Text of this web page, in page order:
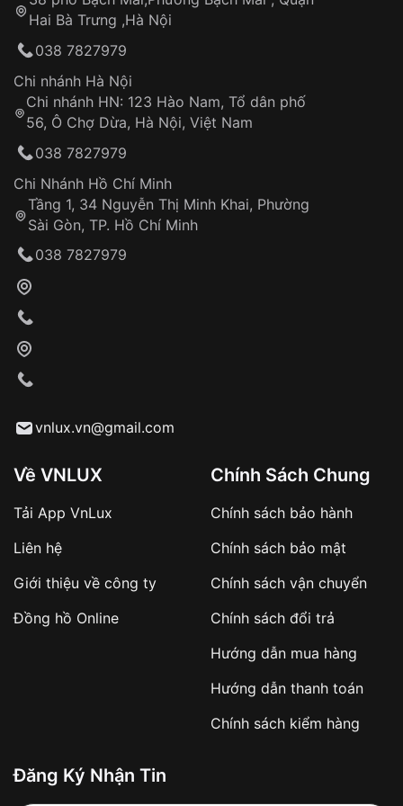
Hotline: 0585 215 215
Từ khóa SEO:
Khách hàng kiểm tra và thanh toán trực tiếp
Từ khóa SEO:
sản phẩm đặc biệt
hàng
Số tiền còn lại thanh toán khi nhận hàng hoặc
✔️ Đảm bảo xử lý đơn hàng nhanh chóng
✔️ Hạn chế tình trạng hủy đơn không mong
Từ khóa SEO:
Tự ý sửa chữa
thống VNLUX
Đảm bảo quyền lợi khách hàng
Đồng hành cùng khách hàng trong suốt quá
trình sử dụng
Hai Bà Trưng ,Hà Nội
038 7827979
Chi nhánh Hà Nội
Chi nhánh HN: 123 Hào Nam, Tổ dân phố
56, Ô Chợ Dừa, Hà Nội, Việt Nam
038 7827979
Chi Nhánh Hồ Chí Minh
Tầng 1, 34 Nguyễn Thị Minh Khai, Phường
Sài Gòn, TP. Hồ Chí Minh
038 7827979
vnlux.vn@gmail.com
Về VNLUX
Tải App VnLux
Liên hệ
Giới thiệu về công ty
Đồng hồ Online
Chính Sách Chung
Chính sách bảo hành
Chính sách bảo mật
Chính sách vận chuyển
Chính sách đổi trả
Hướng dẫn mua hàng
Hướng dẫn thanh toán
Chính sách kiểm hàng
Đăng Ký Nhận Tin